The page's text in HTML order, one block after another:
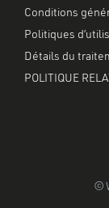
Conditions
Politiques
Détails du
POLITIQUE
©